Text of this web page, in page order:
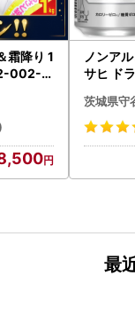
002-1
ノンア
サヒ ド
守谷市
茨城県守
最